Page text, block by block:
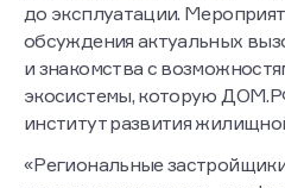
до эксплуатации.
обсуждения актуальных
и знакомства с
экосистемы, которую
институт развития
«Региональные